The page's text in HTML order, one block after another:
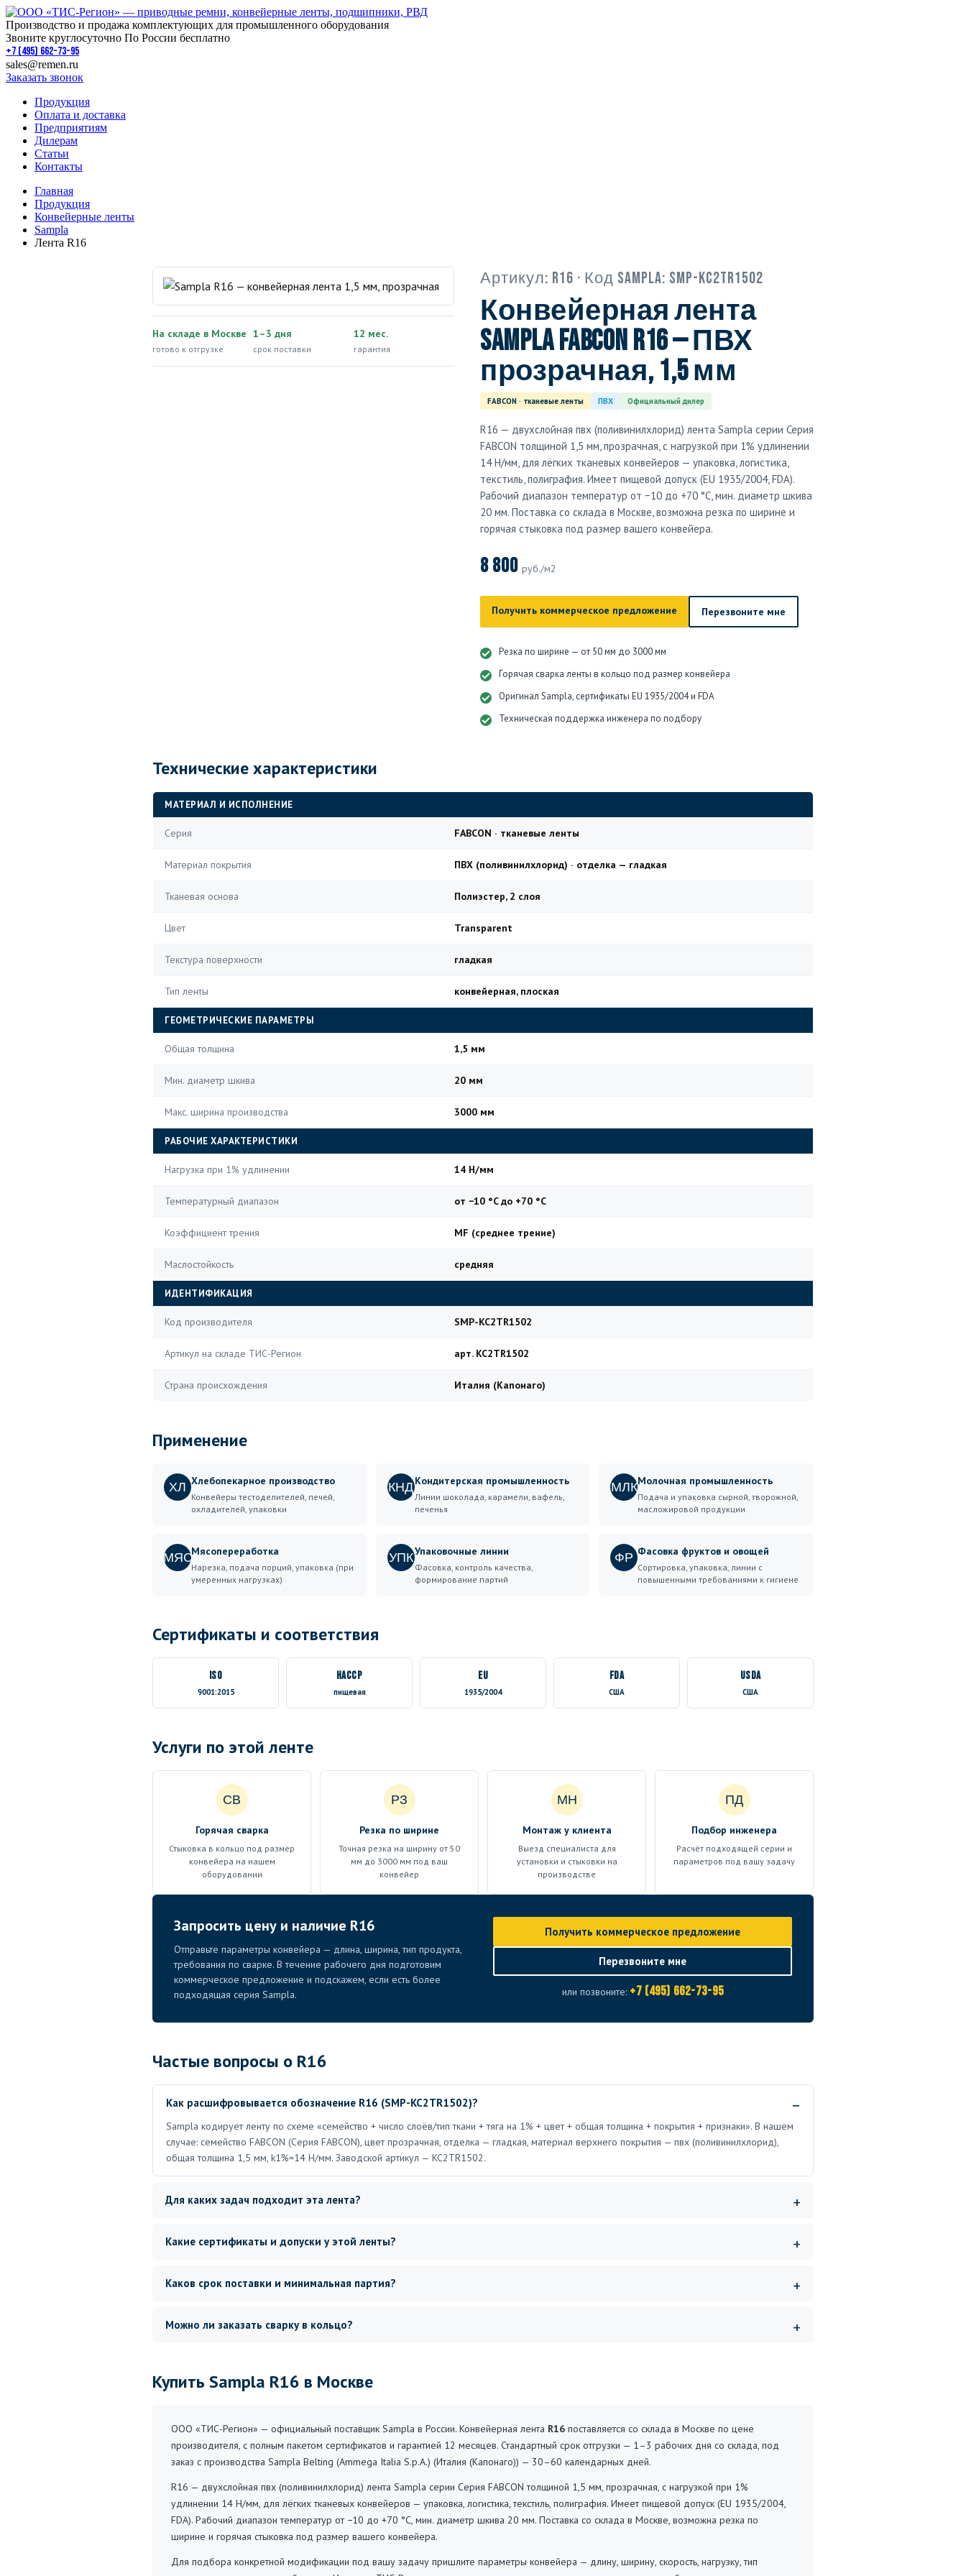
Производство и продажа комплектующих для промышленного оборудования
Звоните круглосуточно По России бесплатно
+7 (495) 662-73-95
sales@remen.ru
Заказать звонок
Продукция
Оплата и доставка
Предприятиям
Дилерам
Статьи
Контакты
Главная
Продукция
Конвейерные ленты
Sampla
Лента R16
На складе в Москве
готово к отгрузке
1–3 дня
срок поставки
12 мес.
гарантия
Артикул: R16 · Код Sampla: SMP-KC2TR1502
Конвейерная лента
Sampla FABCON R16 — ПВХ
прозрачная, 1,5 мм
FABCON · тканевые ленты ПВХ Официальный дилер
R16 — двухслойная пвх (поливинилхлорид) лента Sampla серии Серия
FABCON толщиной 1,5 мм, прозрачная, с нагрузкой при 1% удлинении
14 Н/мм, для лёгких тканевых конвейеров — упаковка, логистика,
текстиль, полиграфия. Имеет пищевой допуск (EU 1935/2004, FDA).
Рабочий диапазон температур от −10 до +70 °C, мин. диаметр шкива
20 мм. Поставка со склада в Москве, возможна резка по ширине и
горячая стыковка под размер вашего конвейера.
8 800 руб./м2
Получить коммерческое предложение Перезвоните мне
Резка по ширине — от 50 мм до 3000 мм
Горячая сварка ленты в кольцо под размер конвейера
Оригинал Sampla, сертификаты EU 1935/2004 и FDA
Техническая поддержка инженера по подбору
Технические характеристики
МАТЕРИАЛ И ИСПОЛНЕНИЕ
Серия FABCON · тканевые ленты
Материал покрытия ПВХ (поливинилхлорид) · отделка — гладкая
Тканевая основа Полиэстер, 2 слоя
Цвет Transparent
Текстура поверхности гладкая
Тип ленты конвейерная, плоская
ГЕОМЕТРИЧЕСКИЕ ПАРАМЕТРЫ
Общая толщина 1,5 мм
Мин. диаметр шкива 20 мм
Макс. ширина производства 3000 мм
РАБОЧИЕ ХАРАКТЕРИСТИКИ
Нагрузка при 1% удлинении 14 Н/мм
Температурный диапазон от −10 °C до +70 °C
Коэффициент трения MF (среднее трение)
Маслостойкость средняя
ИДЕНТИФИКАЦИЯ
Код производителя SMP-KC2TR1502
Артикул на складе ТИС-Регион арт. KC2TR1502
Страна происхождения Италия (Капонаго)
Применение
ХЛ Хлебопекарное производство
Конвейеры тестоделителей, печей,
охладителей, упаковки
КНДКондитерская промышленность
Линии шоколада, карамели, вафель,
печенья
МЛКМолочная промышленность
Подача и упаковка сырной, творожной,
масложировой продукции
МЯСМясопереработка
Нарезка, подача порций, упаковка (при
умеренных нагрузках)
УПКУпаковочные линии
Фасовка, контроль качества,
формирование партий
ФР Фасовка фруктов и овощей
Сортировка, упаковка, линии с
повышенными требованиями к гигиене
Сертификаты и соответствия
ISO
9001:2015
HACCP
пищевая
EU
1935/2004
FDA
США
USDA
США
Услуги по этой ленте
СВ
Горячая сварка
Стыковка в кольцо под размер
конвейера на нашем
оборудовании
РЗ
Резка по ширине
Точная резка на ширину от 50
мм до 3000 мм под ваш
конвейер
МН
Монтаж у клиента
Выезд специалиста для
установки и стыковки на
производстве
ПД
Подбор инженера
Расчёт подходящей серии и
параметров под вашу задачу
Запросить цену и наличие R16
Отправьте параметры конвейера — длина, ширина, тип продукта,
требования по сварке. В течение рабочего дня подготовим
коммерческое предложение и подскажем, если есть более
подходящая серия Sampla.
Получить коммерческое предложение
Перезвоните мне
или позвоните: +7 (495) 662-73-95
Частые вопросы о R16
Как расшифровывается обозначение R16 (SMP-KC2TR1502)?
Sampla кодирует ленту по схеме «семейство + число слоёв/тип ткани + тяга на 1% + цвет + общая толщина + покрытия + признаки». В нашем
случае: семейство FABCON (Серия FABCON), цвет прозрачная, отделка — гладкая, материал верхнего покрытия — пвх (поливинилхлорид),
общая толщина 1,5 мм, k1%=14 Н/мм. Заводской артикул — KC2TR1502.
Для каких задач подходит эта лента?
Какие сертификаты и допуски у этой ленты?
Каков срок поставки и минимальная партия?
Можно ли заказать сварку в кольцо?
Купить Sampla R16 в Москве
ООО «ТИС-Регион» — официальный поставщик Sampla в России. Конвейерная лента R16 поставляется со склада в Москве по цене
производителя, с полным пакетом сертификатов и гарантией 12 месяцев. Стандартный срок отгрузки — 1–3 рабочих дня со склада, под
заказ с производства Sampla Belting (Ammega Italia S.p.A.) (Италия (Капонаго)) — 30–60 календарных дней.
R16 — двухслойная пвх (поливинилхлорид) лента Sampla серии Серия FABCON толщиной 1,5 мм, прозрачная, с нагрузкой при 1%
удлинении 14 Н/мм, для лёгких тканевых конвейеров — упаковка, логистика, текстиль, полиграфия. Имеет пищевой допуск (EU 1935/2004,
FDA). Рабочий диапазон температур от −10 до +70 °C, мин. диаметр шкива 20 мм. Поставка со склада в Москве, возможна резка по
ширине и горячая стыковка под размер вашего конвейера.
Для подбора конкретной модификации под вашу задачу пришлите параметры конвейера — длину, ширину, скорость, нагрузку, тип